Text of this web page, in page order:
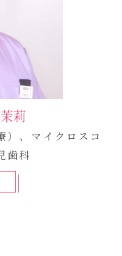
莉
）、マイクロスコ
歯科